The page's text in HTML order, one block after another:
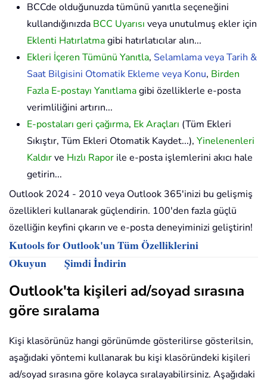
BCCde olduğunuzda tümünü yanıtla seçeneğini
kullandığınızda BCC Uyarısı veya unutulmuş ekler için
Eklenti Hatırlatmagibi hatırlatıcılar alın...
Ekleri İçeren Tümünü Yanıtla, Selamlama veya Tarih &
Saat Bilgisini Otomatik Ekleme veya Konu, Birden
Fazla E-postayı Yanıtlamagibi özelliklerle e-posta
verimliliğini artırın...
E-postaları geri çağırma, Ek Araçları (Tüm Ekleri
Sıkıştır, Tüm Ekleri Otomatik Kaydet...), Yinelenenleri
Kaldırve Hızlı Rapor ile e-posta işlemlerini akıcı hale
getirin...
Outlook 2024 - 2010 veya Outlook 365'inizi bu gelişmiş
özellikleri kullanarak güçlendirin. 100'den fazla güçlü
özelliğin keyfini çıkarın ve e-posta deneyiminizi geliştirin!
Kutools for Outlook'un Tüm Özelliklerini
Okuyun
Şimdi İndirin
Outlook'ta kişileri ad/soyad sırasına
göre sıralama
Kişi klasörünüz hangi görünümde gösterilirse gösterilsin,
aşağıdaki yöntemi kullanarak bu kişi klasöründeki kişileri
ad/soyad sırasına göre kolayca sıralayabilirsiniz. Aşağıdaki